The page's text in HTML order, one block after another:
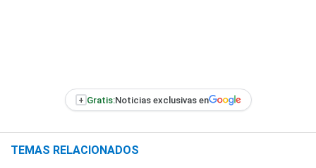
+ Gratis:Noticias exclusivas en
TEMAS RELACIONADOS